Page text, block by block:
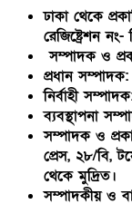
ঢাকা থেকে
রেজিষ্ট্রেশন
সম্পাদক ও
প্রধান
নির্বাহী
ব্যবস্থাপনা
সম্পাদক ও
প্রেস, ২৮/বি,
থেকে মুদ্রিত।
সম্পাদকীয় ও